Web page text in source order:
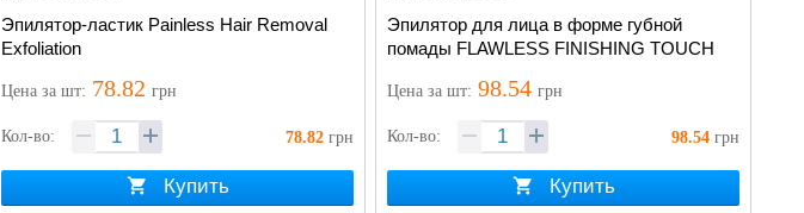
Эпилятор-ластик Painless Hair Removal
Exfoliation
Ценаза шт: 78.82 грн
Кол-во: 78.82 грн
Купить
Эпилятор для лица в форме губной
помады FLAWLESS FINISHING TOUCH
Ценаза шт: 98.54 грн
Кол-во: 98.54 грн
Купить